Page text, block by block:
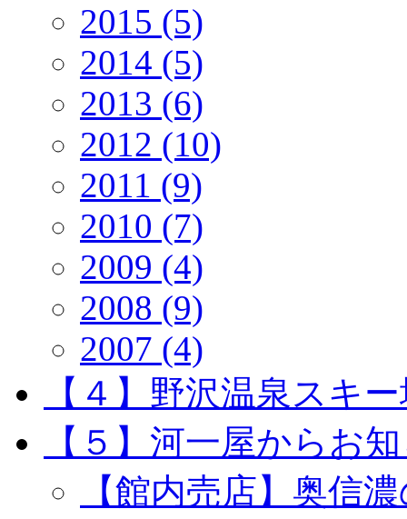
2015 (5)
2014 (5)
2013 (6)
2012 (10)
2011 (9)
2010 (7)
2009 (4)
2008 (9)
2007 (4)
【４】野沢温泉スキ
【５】河一屋からお
【館内売店】奥信